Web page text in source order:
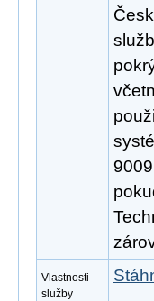
Vlastnosti
služby